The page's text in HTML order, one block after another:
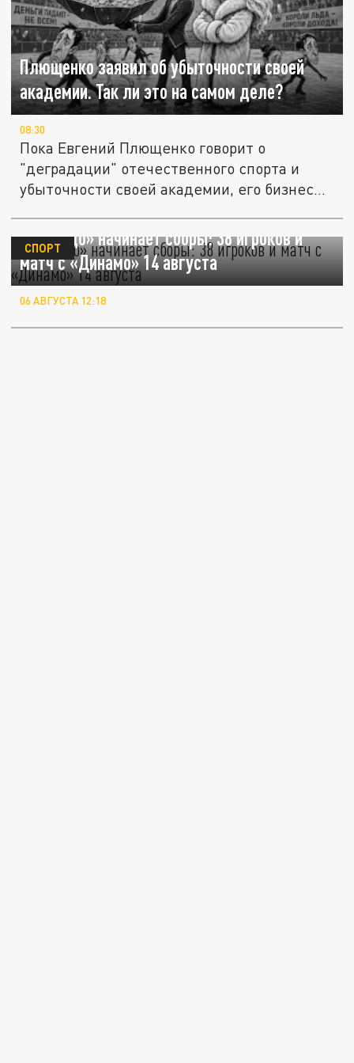
Плющенко заявил об убыточности своей
академии. Так ли это на самом деле?
08:30
Пока Евгений Плющенко говорит о
"деградации" отечественного спорта и
убыточности своей академии, его бизнес...
«Торпедо» начинает сборы: 38 игроков и
матч с «Динамо» 14 августа
СПОРТ
06 АВГУСТА 12:18